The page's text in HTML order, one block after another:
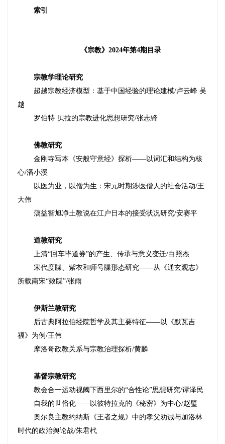
索引
《宗教》 2024年第4期目录
宗教学理论研究
超越宗教经济模型：基于中国经验的理论建模/卢云峰 吴
越
罗伯特·贝拉的宗教进化思想研究/张志锋
佛教研究
金刚寺写本《安般守意经》探析——以词汇和结构为核
心/潘小溪
以医为业，以僧为生：宋元时期涉医僧人的社会活动/王
大伟
蕅益智旭净土教说在江户日本的接受状况研究/安赛平
道教研究
上清“回车毕道券”的产生、传承与意义变迁/白照杰
宋代度牒、紫衣和师号牒形态研究——从《通玄观志》
所载南宋“敕牒”/张雨
伊斯兰教研究
后古典阿拉伯经院哲学及其主要特征——以《默瓦吉
福》为例 /王伟
摩洛哥政教关系与宗教治理探析/黄麟
基督宗教研究
教会合一运动视阈下西里尔的“合性论”思想研究/谭泽民
自我的世俗化——以彼特拉克的《秘密》为中心/赵璧
奥尔良主教约纳斯《王者之规》中的孝父劝诫与加洛林
时代的政治舆论战/朱君杙